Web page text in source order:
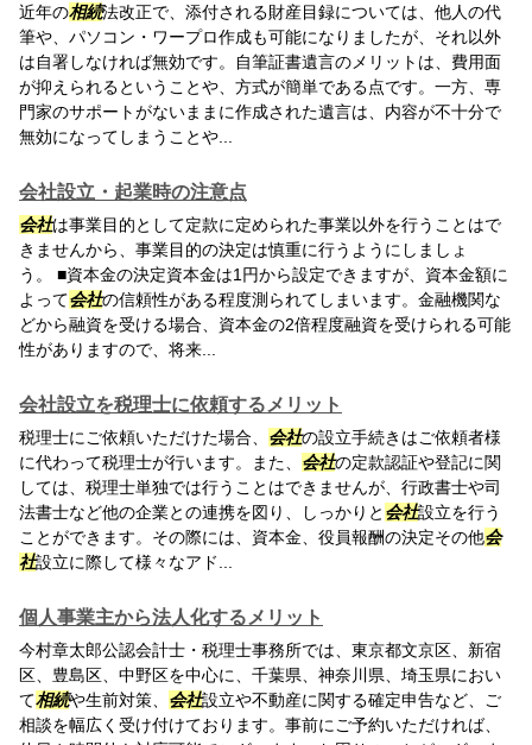
近年の相続法改正で、添付される財産目録については、他人の代
筆や、パソコン・ワープロ作成も可能になりましたが、それ以外
は自署しなければ無効です。自筆証書遺言のメリットは、費用面
が抑えられるということや、方式が簡単である点です。一方、専
門家のサポートがないままに作成された遺言は、内容が不十分で
無効になってしまうことや...
会社設立・起業時の注意点
会社は事業目的として定款に定められた事業以外を行うことはで
きませんから、事業目的の決定は慎重に行うようにしましょ
う。 ■資本金の決定資本金は1円から設定できますが、資本金額に
よって会社の信頼性がある程度測られてしまいます。金融機関な
どから融資を受ける場合、資本金の2倍程度融資を受けられる可能
性がありますので、将来...
会社設立を税理士に依頼するメリット
税理士にご依頼いただけた場合、 会社の設立手続きはご依頼者様
に代わって税理士が行います。また、 会社の定款認証や登記に関
しては、税理士単独では行うことはできませんが、行政書士や司
法書士など他の企業との連携を図り、しっかりと 会社設立を行う
ことができます。その際には、資本金、役員報酬の決定その他会
社設立に際して様々なアド...
個人事業主から法人化するメリット
今村章太郎公認会計士・税理士事務所では、東京都文京区、新宿
区、豊島区、中野区を中心に、千葉県、神奈川県、埼玉県におい
て相続や生前対策、 会社設立や不動産に関する確定申告など、ご
相談を幅広く受け付けております。事前にご予約いただければ、